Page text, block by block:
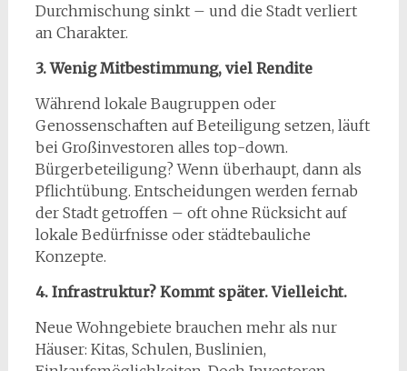
Durchmischung sinkt – und die Stadt verliert
an Charakter.
3. Wenig Mitbestimmung, viel Rendite
Während lokale Baugruppen oder
Genossenschaften auf Beteiligung setzen, läuft
bei Großinvestoren alles top-down.
Bürgerbeteiligung? Wenn überhaupt, dann als
Pflichtübung. Entscheidungen werden fernab
der Stadt getroffen – oft ohne Rücksicht auf
lokale Bedürfnisse oder städtebauliche
Konzepte.
4. Infrastruktur? Kommt später. Vielleicht.
Neue Wohngebiete brauchen mehr als nur
Häuser: Kitas, Schulen, Buslinien,